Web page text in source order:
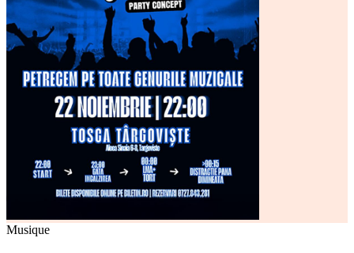
Musique